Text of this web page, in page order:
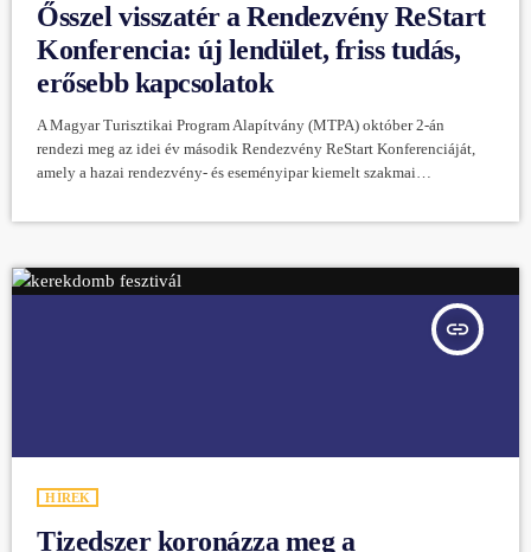
Ősszel visszatér a Rendezvény ReStart
Konferencia: új lendület, friss tudás,
erősebb kapcsolatok
A Magyar Turisztikai Program Alapítvány (MTPA) október 2-án
rendezi meg az idei év második Rendezvény ReStart Konferenciáját,
amely a hazai rendezvény- és eseményipar kiemelt szakmai
ReStartot, és ezentúl évi kétszer vitatja meg a rendezvényszakma a
kapcsolatokat. Miért érdemes ott lenni? Ahogy megszoktuk,
beszélgetések és előadások keretében hallgathatunk majd
esettanulmányokat, tapasztalatcserét, amik a szakembereket […]
insert_link
HÍREK
Tizedszer koronázza meg a